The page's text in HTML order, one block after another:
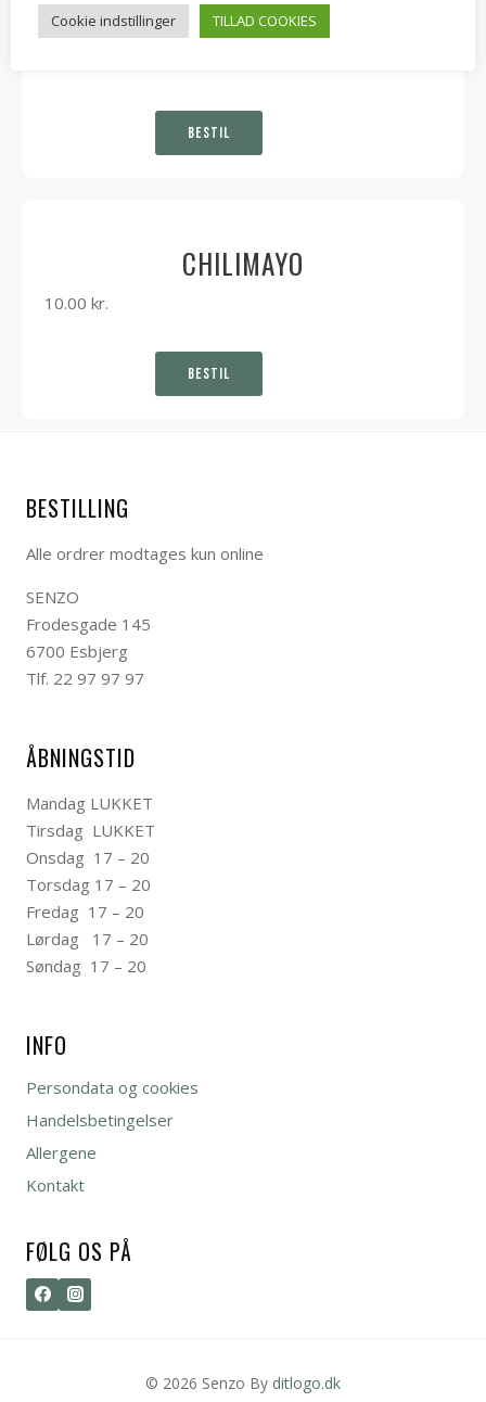
RØDBEDE VINAIGRETTE
BESTIL
CHILIMAYO
10.00 kr.
BESTIL
BESTILLING
Alle ordrer modtages kun online
SENZO
Frodesgade 145
6700 Esbjerg
Tlf. 22 97 97 97
ÅBNINGSTID
Mandag LUKKET
Tirsdag LUKKET
Onsdag 17 – 20
Torsdag 17 – 20
Fredag 17 – 20
Lørdag 17 – 20
Søndag 17 – 20
INFO
Persondata og cookies
Handelsbetingelser
Allergene
Kontakt
FØLG OS PÅ
© 2026 Senzo By ditlogo.dk
Cookie indstillinger TILLAD COOKIES